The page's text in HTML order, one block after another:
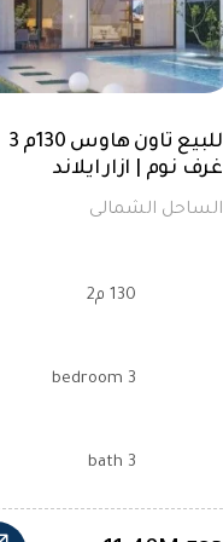
فرصة سكنية في قلب
الترا سوبر لوكس